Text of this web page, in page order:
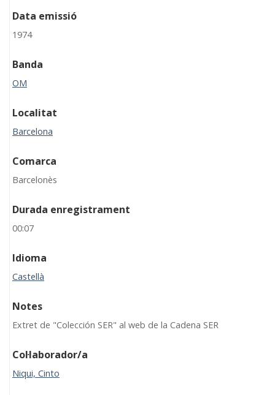
Data emissió
1974
Banda
OM
Localitat
Barcelona
Comarca
Barcelonès
Durada enregistrament
00:07
Idioma
Castellà
Notes
Extret de "Colección SER" al web de la Cadena SER
Col·laborador/a
Niqui, Cinto